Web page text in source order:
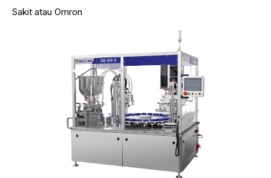
Sakit atau Omron